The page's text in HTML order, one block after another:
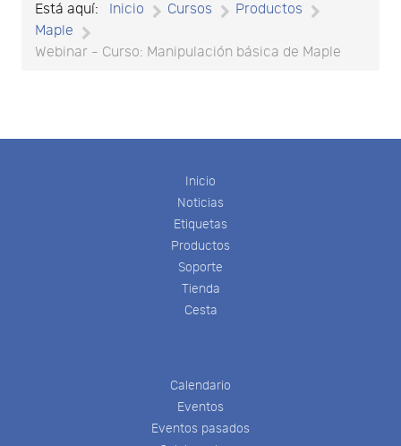
Está aquí: Inicio Cursos
Productos
Maple
Webinar - Curso: Manipulación básica de Maple
Inicio
Noticias
Etiquetas
Productos
Soporte
Tienda
Cesta
Calendario
Eventos
Eventos pasados